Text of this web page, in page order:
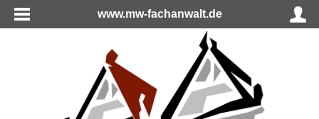
www.mw-fachanwalt.de